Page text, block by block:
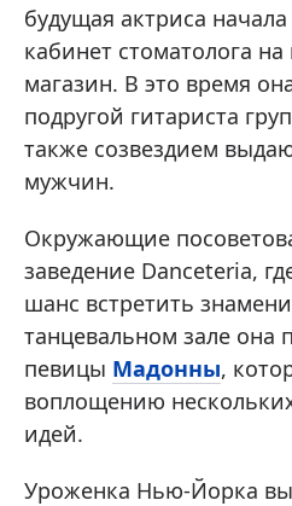
будущая актриса
кабинет стоматолога
магазин. В это время
подругой гитариста
также созвездием
мужчин.
Окружающие
заведение Danceteria,
шанс встретить
танцевальном зале она
певицы Мадонны,
воплощению
идей.
Уроженка Нью-Йорка